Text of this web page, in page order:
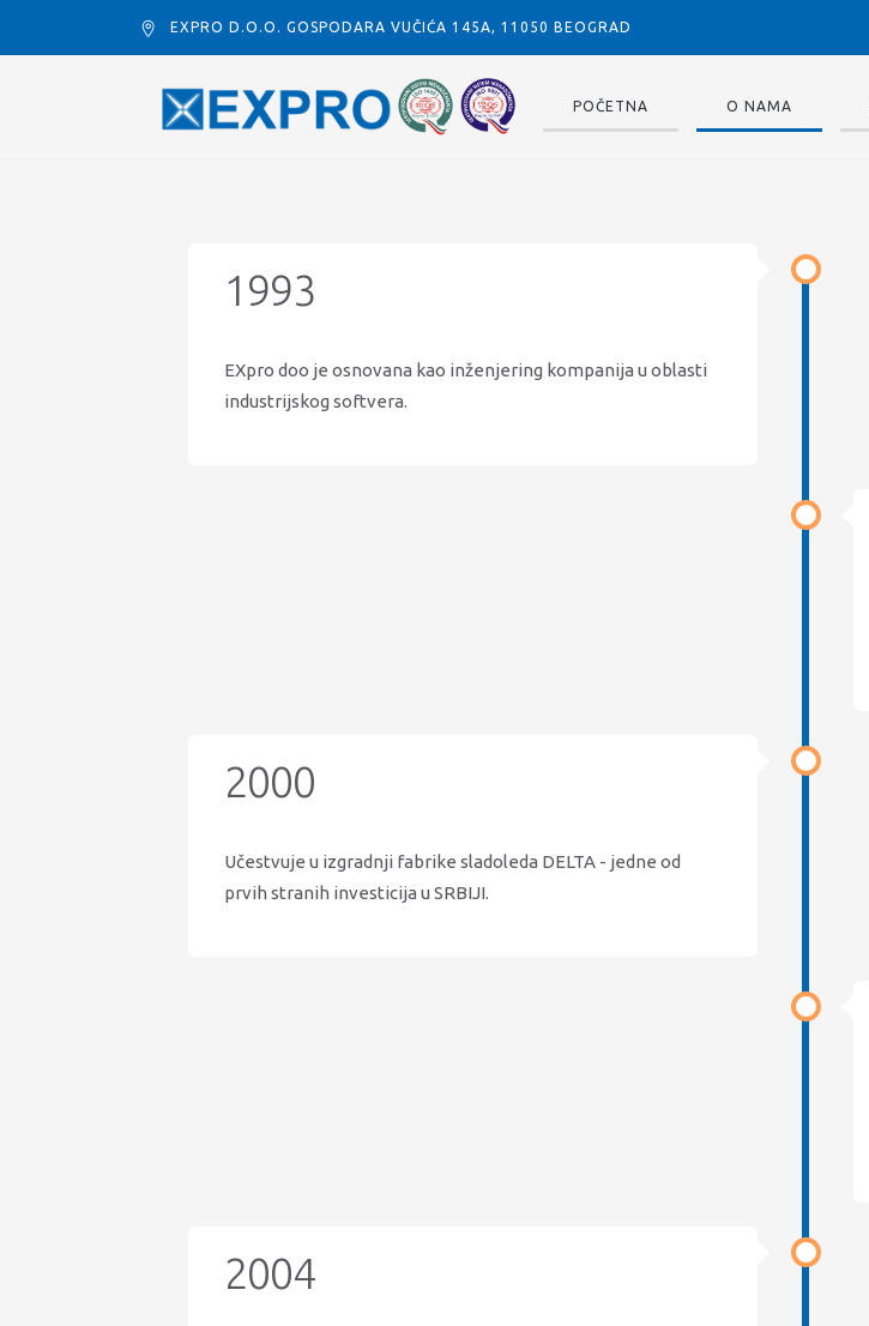
EXPRO D.O.O. GOSPODARA VUČIĆA 145A, 11050 BEOGRAD
POČETNA O NAMA
1993
EXpro doo je osnovana kao inženjering kompanija u oblasti
industrijskog softvera.
2000
Učestvuje u izgradnji fabrike sladoleda DELTA - jedne od
prvih stranih investicija u SRBIJI.
2004